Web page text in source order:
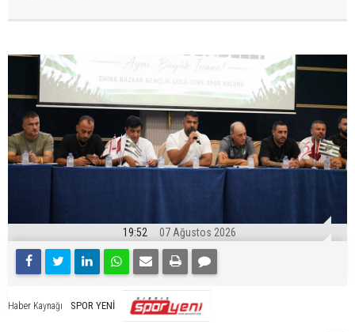
19:52 07 Ağustos 2026
Haber Kaynağı SPOR YENİ